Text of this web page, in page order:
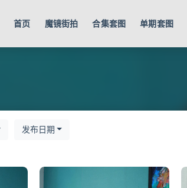
首页 魔镜街拍 合集套图 单期套图
发布日期
丝享家系列